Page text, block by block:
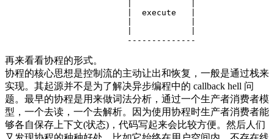
                         |  execute   |
再来看看协程的形式。
协程的核心思想是控制流的主动让出和恢复，一般是通过栈来
实现。其起源并不是为了解决异步编程中的 callback hell 问
题。最早的协程是用来做词法分析，通过一个生产者消费者模
型，一个去读，一个去解析。因为使用协程时生产者消费者能
够各自保存上下文(状态)，代码写起来会比较方便。然后人们